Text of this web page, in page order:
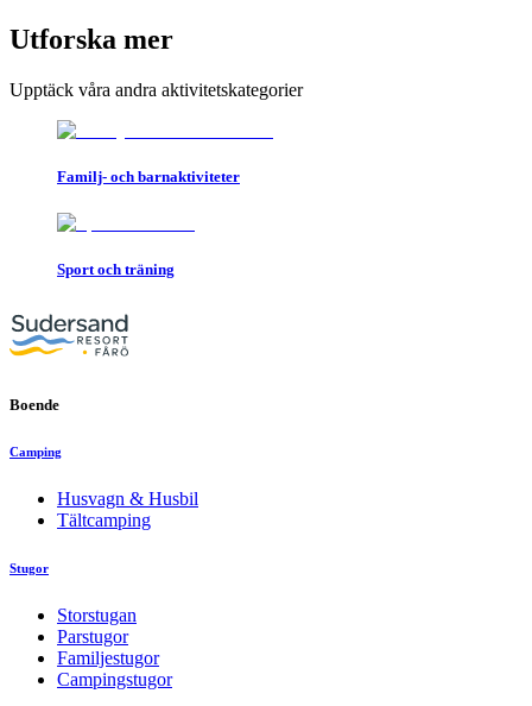
Utforska mer
Upptäck våra andra aktivitetskategorier
Familj- och barnaktiviteter
Sport och träning
Boende
Camping
Husvagn & Husbil
Tältcamping
Stugor
Storstugan
Parstugor
Familjestugor
Campingstugor